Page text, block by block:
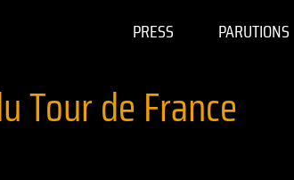
PRESS PARUTIONS
Tour de France